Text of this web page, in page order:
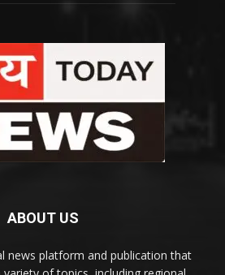
ABOUT US
news platform and publication that